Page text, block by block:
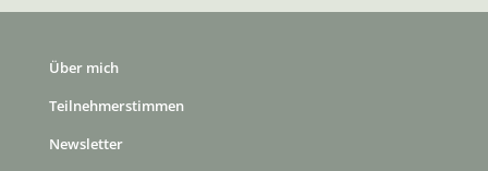
Über mich
Teilnehmerstimmen
Newsletter